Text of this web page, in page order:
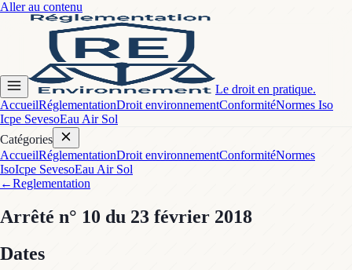
Aller au contenu
Le droit en pratique.
AccueilRéglementationDroit environnementConformitéNormes Iso
Icpe SevesoEau Air Sol
Catégories
AccueilRéglementationDroit environnementConformitéNormes
IsoIcpe SevesoEau Air Sol
←Reglementation
Arrêté n° 10 du 23 février 2018
Dates